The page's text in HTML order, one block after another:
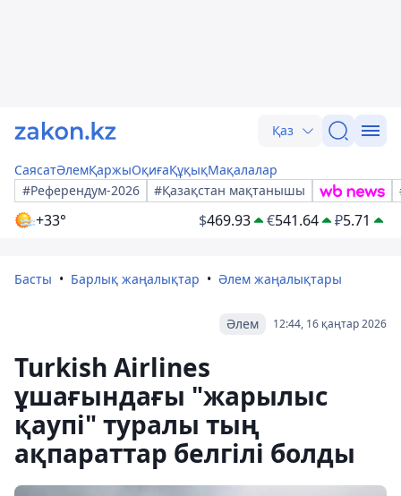
Қаз
СаясатӘлемҚаржыОқиғаҚұқықМақалалар
#Референдум-2026
#Қазақстан мақтанышы
+33° $469.93 €541.64 ₽5.71
Басты Барлық жаңалықтар Әлем жаңалықтары
12:44, 16 қаңтар 2026
Әлем
Turkish Airlines
ұшағындағы "жарылыс
қаупі" туралы тың
ақпараттар белгілі болды